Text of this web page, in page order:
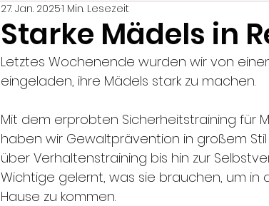
Starke Mädels in
27. Jan. 20251 Min. Lesezeit
Letztes Wochenende wurden wir von
eingeladen, ihre Mädels stark zu machen.
Mit dem erprobten Sicherheitstraining für
haben wir Gewaltprävention in großem
über Verhaltenstraining bis hin zur
Wichtige gelernt, was sie brauchen, um
Hause zu kommen.